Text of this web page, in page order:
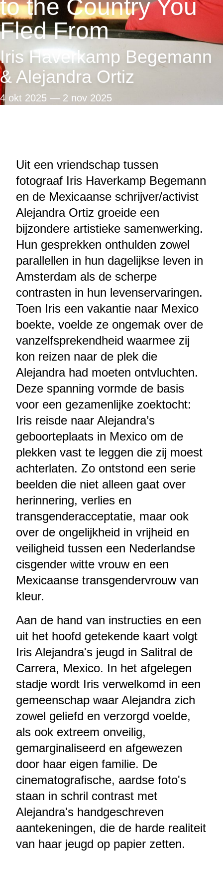
to the Country You
Fled From
Iris Haverkamp Begemann
& Alejandra Ortiz
4 okt 2025 — 2 nov 2025
Uit een vriendschap tussen
fotograaf Iris Haverkamp Begemann
en de Mexicaanse schrijver/activist
Alejandra Ortiz groeide een
bijzondere artistieke samenwerking.
Hun gesprekken onthulden zowel
parallellen in hun dagelijkse leven in
Amsterdam als de scherpe
contrasten in hun levenservaringen.
Toen Iris een vakantie naar Mexico
boekte, voelde ze ongemak over de
vanzelfsprekendheid waarmee zij
kon reizen naar de plek die
Alejandra had moeten ontvluchten.
Deze spanning vormde de basis
voor een gezamenlijke zoektocht:
Iris reisde naar Alejandra’s
geboorteplaats in Mexico om de
plekken vast te leggen die zij moest
achterlaten. Zo ontstond een serie
beelden die niet alleen gaat over
herinnering, verlies en
transgenderacceptatie, maar ook
over de ongelijkheid in vrijheid en
veiligheid tussen een Nederlandse
cisgender witte vrouw en een
Mexicaanse transgendervrouw van
kleur.
Aan de hand van instructies en een
uit het hoofd getekende kaart volgt
Iris Alejandra's jeugd in Salitral de
Carrera, Mexico. In het afgelegen
stadje wordt Iris verwelkomd in een
gemeenschap waar Alejandra zich
zowel geliefd en verzorgd voelde,
als ook extreem onveilig,
gemarginaliseerd en afgewezen
door haar eigen familie. De
cinematografische, aardse foto's
staan in schril contrast met
Alejandra's handgeschreven
aantekeningen, die de harde realiteit
van haar jeugd op papier zetten.